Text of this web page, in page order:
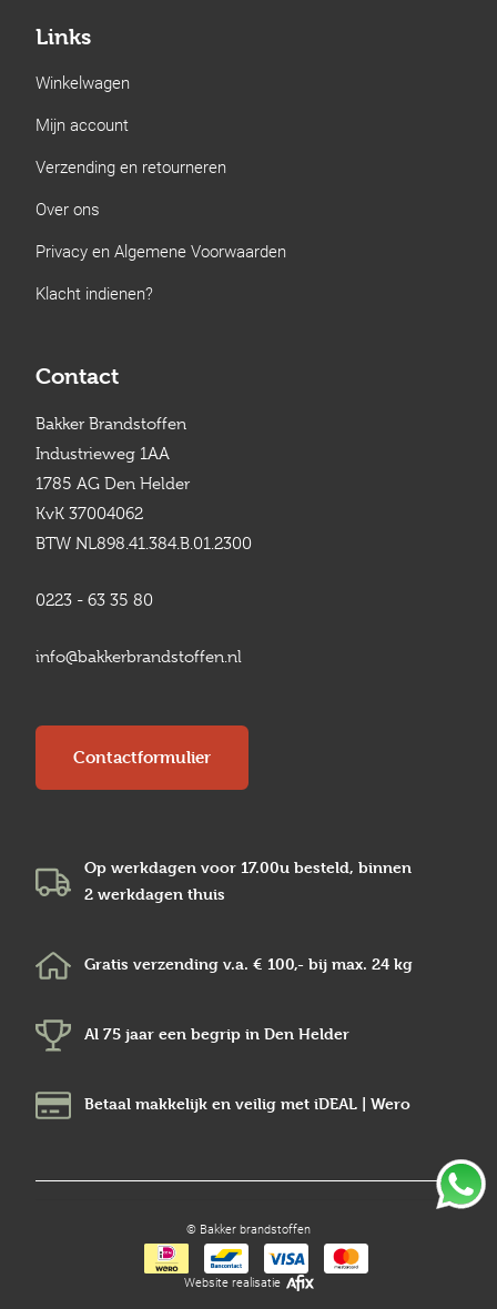
Links
Winkelwagen
Mijn account
Verzending en retourneren
Over ons
Privacy en Algemene Voorwaarden
Klacht indienen?
Contact
Bakker Brandstoffen
Industrieweg 1AA
1785 AG Den Helder
KvK 37004062
BTW NL898.41.384.B.01.2300
0223 - 63 35 80
info@bakkerbrandstoffen.nl
Contactformulier
Op werkdagen voor 17.00u besteld, binnen
2 werkdagen thuis
Gratis verzending v.a. € 100,- bij max. 24 kg
Al 75 jaar een begrip in Den Helder
Betaal makkelijk en veilig met iDEAL | Wero
© Bakker brandstoffen
Website realisatie